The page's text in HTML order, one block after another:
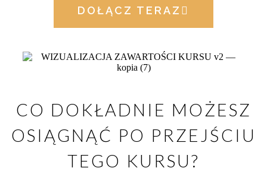
DOŁĄCZ TERAZ
CO DOKŁADNIE MOŻESZ
OSIĄGNĄĆ PO PRZEJŚCIU
TEGO KURSU?